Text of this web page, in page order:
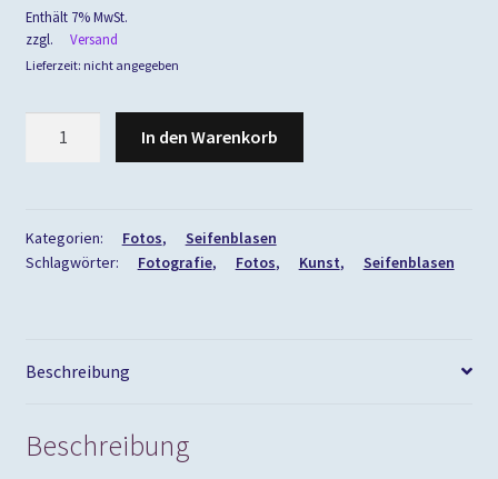
Enthält 7% MwSt.
zzgl.
Versand
Lieferzeit: nicht angegeben
Abzug
hinter
In den Warenkorb
Kategorien: Fotos,
Seifenblasen
Schlagwörter:
Fotografie, Fotos, Kunst, Seifenblasen
Beschreibung
Beschreibung